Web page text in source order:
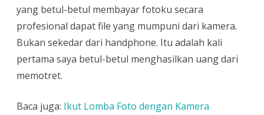
yang betul-betul membayar fotoku secara
profesional dapat file yang mumpuni dari kamera.
Bukan sekedar dari handphone. Itu adalah kali
pertama saya betul-betul menghasilkan uang dari
memotret.
Baca juga: Ikut Lomba Foto dengan Kamera